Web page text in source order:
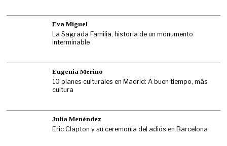
Eva Miguel
La Sagrada Familia, historia de un monumento
interminable
Eugenia Merino
10 planes culturales en Madrid: A buen tiempo, más
cultura
Julia Menéndez
Eric Clapton y su ceremonia del adiós en Barcelona